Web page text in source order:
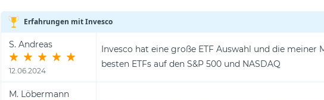
Erfahrungen mit Invesco
S. Andreas
12.06.2024
Invesco hat eine große ETF Auswahl und die meiner
besten ETFs auf den S&P 500 und NASDAQ
M. Löbermann